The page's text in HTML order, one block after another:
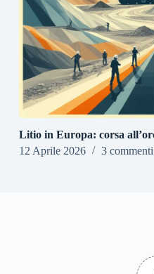
Litio in Europa: corsa
12 Aprile 2026
3 commenti